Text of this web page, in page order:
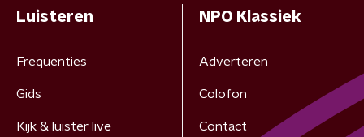
Luisteren
Frequenties
Gids
Kijk & luister live
NPO Klassiek
Adverteren
Colofon
Contact